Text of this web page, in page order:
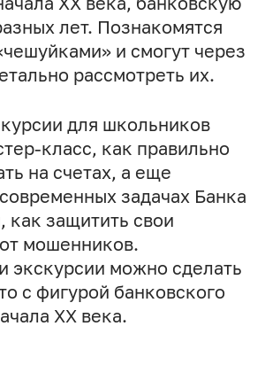
лет. Познакомятся
и смогут через
рассмотреть их.
для школьников
класс, как правильно
на счетах, а еще
задачах Банка
как защитить свои
мошенников.
экскурсии можно сделать
с фигурой банковского
XX века.